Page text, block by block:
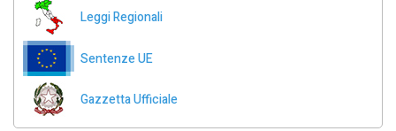
Leggi Regionali
Sentenze UE
Gazzetta Ufficiale